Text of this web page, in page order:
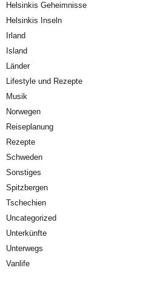
Helsinkis Geheimnisse
Helsinkis Inseln
Irland
Island
Länder
Lifestyle und Rezepte
Musik
Norwegen
Reiseplanung
Rezepte
Schweden
Sonstiges
Spitzbergen
Tschechien
Uncategorized
Unterkünfte
Unterwegs
Vanlife